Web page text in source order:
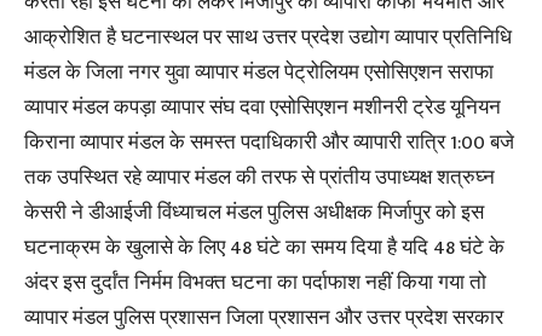
आक्रोशित है घटनास्थल पर साथ उत्तर प्रदेश उद्योग व्यापार प्रतिनिधि
मंडल के जिला नगर युवा व्यापार मंडल पेट्रोलियम एसोसिएशन सराफा
व्यापार मंडल कपड़ा व्यापार संघ दवा एसोसिएशन मशीनरी ट्रेड यूनियन
किराना व्यापार मंडल के समस्त पदाधिकारी और व्यापारी रात्रि 1:00 बजे
तक उपस्थित रहे व्यापार मंडल की तरफ से प्रांतीय उपाध्यक्ष शत्रुघ्न
केसरी ने डीआईजी विंध्याचल मंडल पुलिस अधीक्षक मिर्जापुर को इस
घटनाक्रम के खुलासे के लिए 48 घंटे का समय दिया है यदि 48 घंटे के
अंदर इस दुर्दांत निर्मम विभक्त घटना का पर्दाफाश नहीं किया गया तो
व्यापार मंडल पुलिस प्रशासन जिला प्रशासन और उत्तर प्रदेश सरकार